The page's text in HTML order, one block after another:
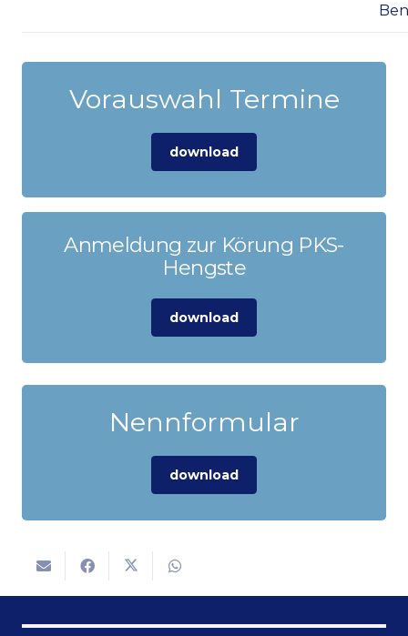
Vorauswahl Termine
download
Anmeldung zur Körung PKS-
Hengste
download
Nennformular
download